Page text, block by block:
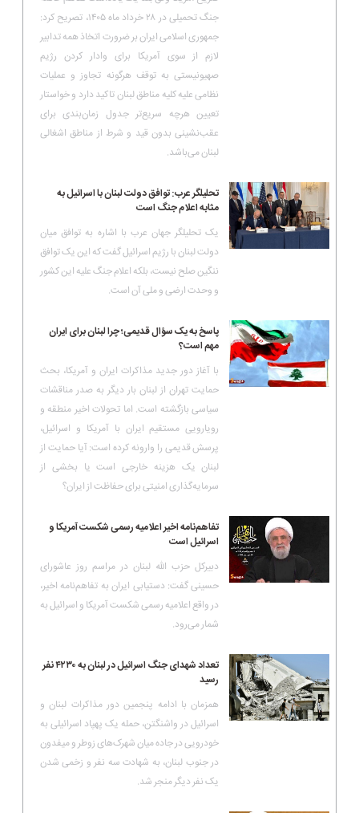
جنگ تحمیلی در ۲۸ خرداد ماه ۱۴۰۵، تصریح کرد:
جمهوری اسلامی ایران بر ضرورت اتخاذ همه تدابیر
لازم از سوی آمریکا برای وادار کردن رژیم
صهیونیستی به توقف هرگونه تجاوز و عملیات
نظامی علیه کلیه مناطق لبنان تاکید دارد و خواستار
تعیین هرچه سریع‌تر جدول زمان‌بندی برای
عقب‌نشینی بدون قید و شرط از مناطق اشغالی
لبنان می‌باشد.
تحلیلگر عرب: توافق دولت لبنان با اسرائیل به
مثابه اعلام جنگ است
یک تحلیلگر جهان عرب با اشاره به توافق میان
دولت لبنان با رژیم اسرائیل گفت که این یک توافق
ننگین صلح نیست، بلکه اعلام جنگ علیه این کشور
و وحدت ارضی و ملی آن است.
پاسخ به یک سؤال قدیمی؛ چرا لبنان برای ایران
مهم است؟
با آغاز دور جدید مذاکرات ایران و آمریکا، بحث
حمایت تهران از لبنان بار دیگر به صدر مناقشات
سیاسی بازگشته است. اما تحولات اخیر منطقه و
رویارویی مستقیم ایران با آمریکا و اسرائیل،
پرسش قدیمی را وارونه کرده است: آیا حمایت از
لبنان یک هزینه خارجی است یا بخشی از
سرمایه‌گذاری امنیتی برای حفاظت از ایران؟
تفاهم‌نامه اخیر اعلامیه رسمی شکست آمریکا و
اسرائیل است
دبیرکل حزب الله لبنان در مراسم روز عاشورای
حسینی گفت: دستیابی ایران به تفاهم‌نامه اخیر،
در واقع اعلامیه رسمی شکست آمریکا و اسرائیل به
شمار می‌رود.
تعداد شهدای جنگ اسرائیل در لبنان به ۴۲۳۰ نفر
رسید
همزمان با ادامه پنجمین دور مذاکرات لبنان و
اسرائیل در واشنگتن، حمله یک پهپاد اسرائیلی به
خودرویی در جاده میان شهرک‌های زوطر و میفدون
در جنوب لبنان، به شهادت سه نفر و زخمی شدن
یک نفر دیگر منجر شد.